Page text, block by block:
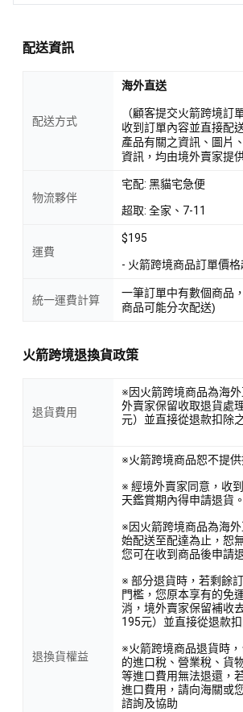
配送資訊
配送方式
海外直送
（顧客提交火箭跨境訂
收到訂單內容並直接配
產品有關之資訊、圖片
資訊，均由境外賣家提供
物流夥伴
宅配: 黑貓宅急便
超取: 全家、7-11
運費
$195
- 火箭跨境商品訂單價
統一運費計算
一筆訂單中有數個商品
商品可能分次配送)
火箭跨境退換貨政策
退貨費用
※因火箭跨境商品為海
外賣家保留收取退貨處
元）並直接從退款扣除
退換貨權益
※火箭跨境商品恕不提供
※ 經境外賣家同意，收
天鑑賞期內得申請退貨。
※因火箭跨境商品為海
始配送至配達為止，恕
您可在收到商品後申請
※ 部分退貨時，若剩餘
門檻，您原本享有的免
消，境外賣家保留補收
195元）並直接從退款扣
※火箭跨境商品退貨時
的進口稅、營業稅、貨
等進口費用無法退還，
進口費用，請向海關或
諮詢及協助